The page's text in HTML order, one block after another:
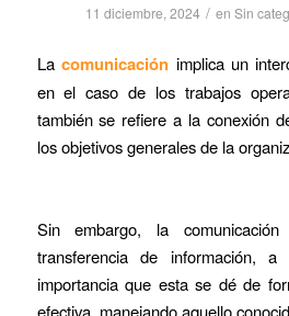
11 diciembre, 2024 / enSin
Lacomunicación implica un
en el caso de los trabajos
también se refiere a la conexión
los objetivos generales de la
Sin embargo, la
transferencia de información,
importancia que esta se dé de
efectiva, manejando aquello